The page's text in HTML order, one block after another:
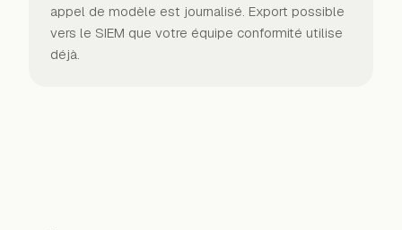
appel de modèle est journalisé. Export possible
vers le SIEM que votre équipe conformité utilise
déjà.